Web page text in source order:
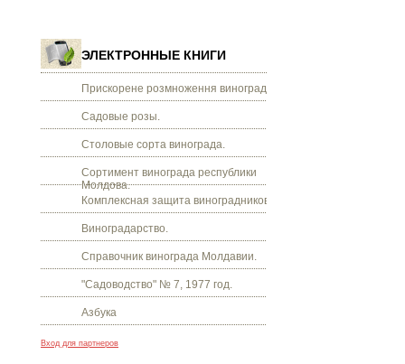
ЭЛЕКТРОННЫЕ КНИГИ
Прискорене розмноження винограду.
Садовые розы.
Столовые сорта винограда.
Сортимент винограда республики
Молдова.
Комплексная защита виноградников.
Виноградарство.
Справочник винограда Молдавии.
"Садоводство" № 7, 1977 год.
Азбука
Вход для партнеров